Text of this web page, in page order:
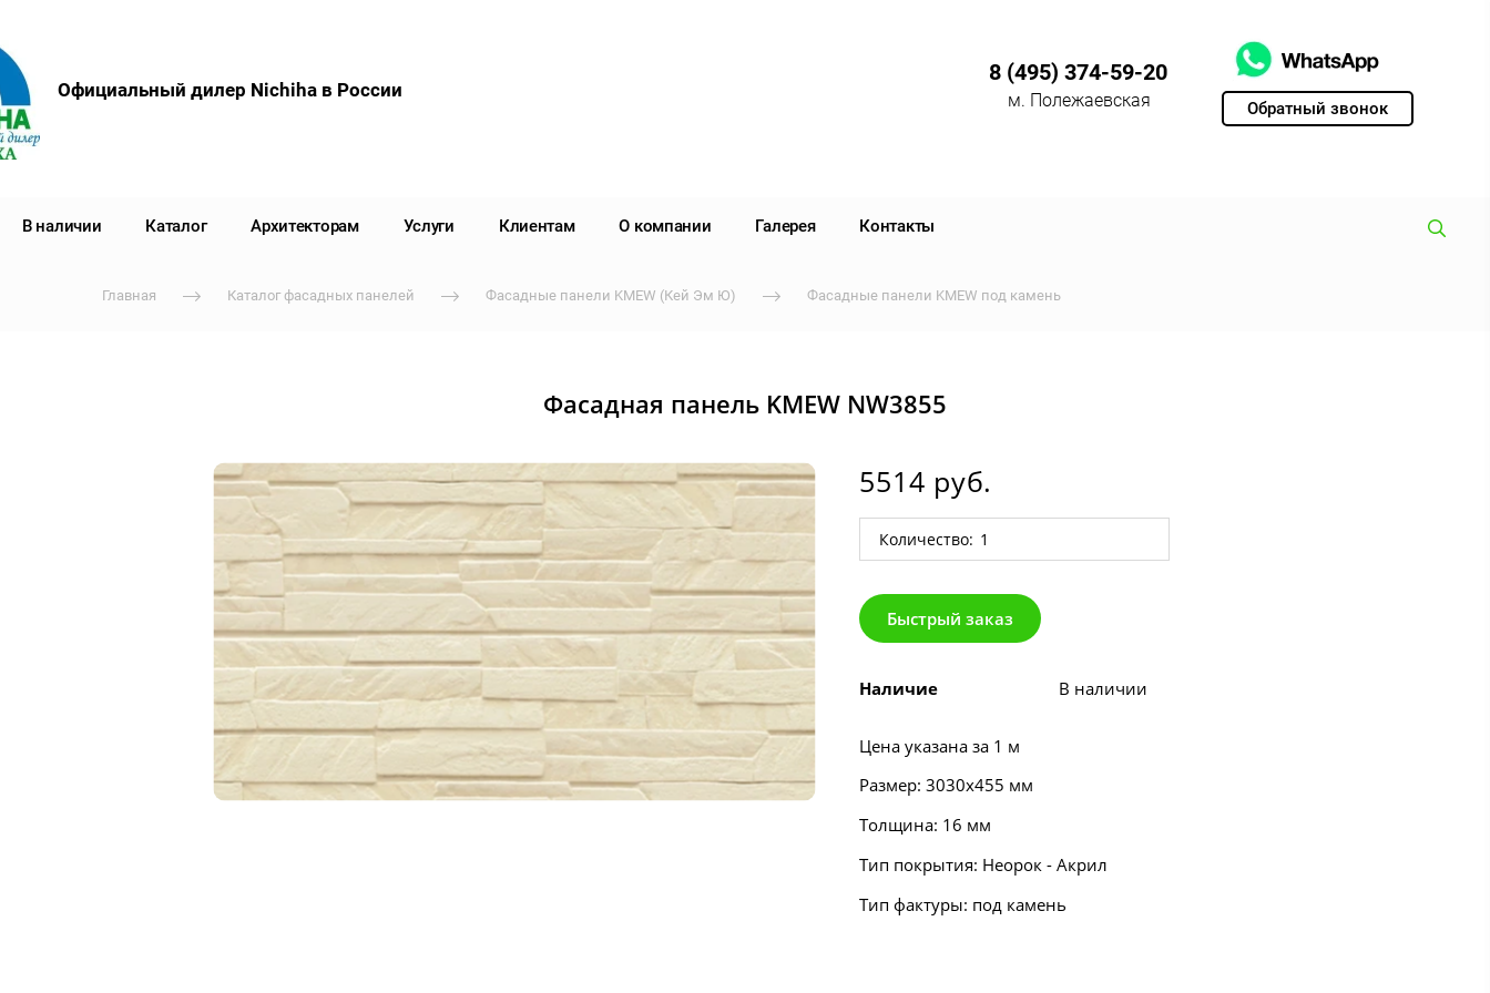
Обратный звонок
Официальный дилер Nichiha в России
8 (495) 374-59-20
м. Полежаевская
В наличии Каталог Архитекторам Услуги Клиентам О компании Галерея Контакты
Главная Каталог фасадных панелей Фасадные панели KMEW (Кей Эм Ю) Фасадные панели KMEW под камень
Фасадная панель KMEW NW3855
5514 руб.
Количество:
Быстрый заказ
Наличие В наличии
Цена указана за 1 м
Размер: 3030х455 мм
Толщина: 16 мм
Тип покрытия: Неорок - Акрил
Тип фактуры: под камень